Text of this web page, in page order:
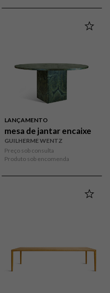
LANÇAMENTO
mesa de jantar encaixe
GUILHERME WENTZ
Preço sob consulta
Produto sob encomenda